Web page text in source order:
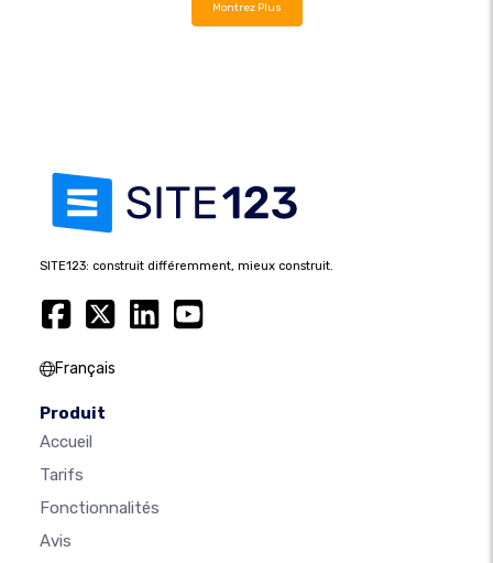
Montrez Plus
SITE123: construit différemment, mieux construit.
Français
Produit
Accueil
Tarifs
Fonctionnalités
Avis